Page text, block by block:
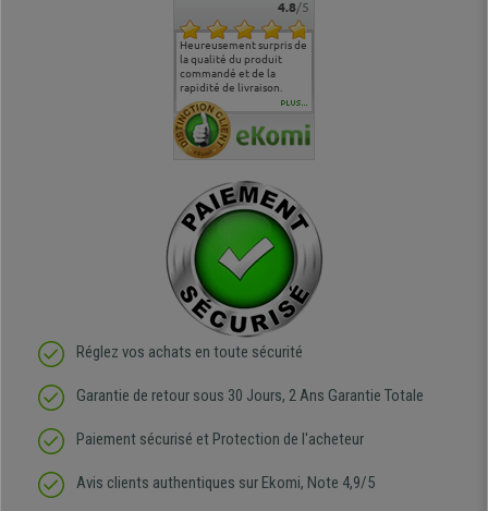
4.8/5
Heureusement surpris de
la qualité du produit
commandé et de la
rapidité de livraison.
de l'aménagement et ne
regrette pas mon achat.
PLUS...
Réglez vos achats en toute sécurité
Garantie de retour sous 30 Jours, 2 Ans Garantie Totale
Paiement sécurisé et Protection de l'acheteur
Avis clients authentiques sur Ekomi, Note 4,9/5